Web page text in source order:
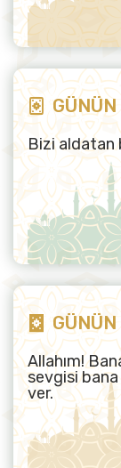
Bizi aldatan
Allahım!
sevgisi
ver.